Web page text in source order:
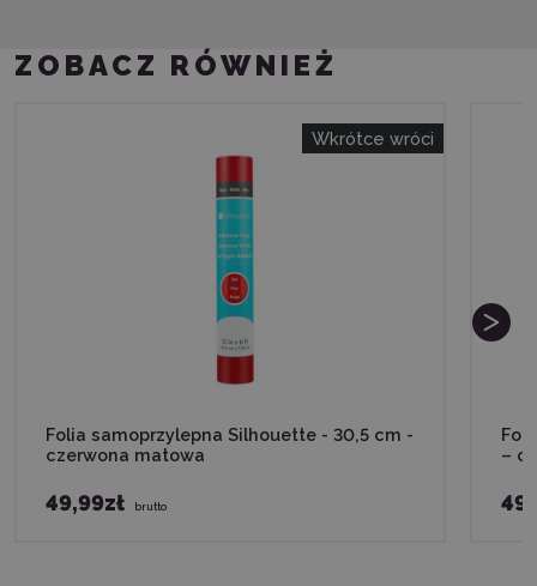
ZOBACZ RÓWNIEŻ
Wkrótce wróci
Folia samoprzylepna Silhouette - 30,5 cm -
czerwona matowa
49,99zł brutto
–